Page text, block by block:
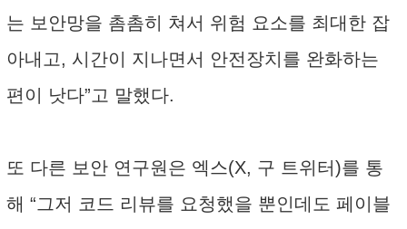
는 보안망을 촘촘히 쳐서 위험 요소를 최대한 잡
아내고, 시간이 지나면서 안전장치를 완화하는
편이 낫다”고 말했다.
또 다른 보안 연구원은 엑스(X, 구 트위터)를 통
해 “그저 코드 리뷰를 요청했을 뿐인데도 페이블